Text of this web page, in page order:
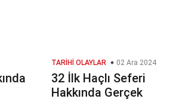
TARIHI OLAYLAR 02 Ara 2024
32 İlk Haçlı Seferi
Hakkında Gerçek